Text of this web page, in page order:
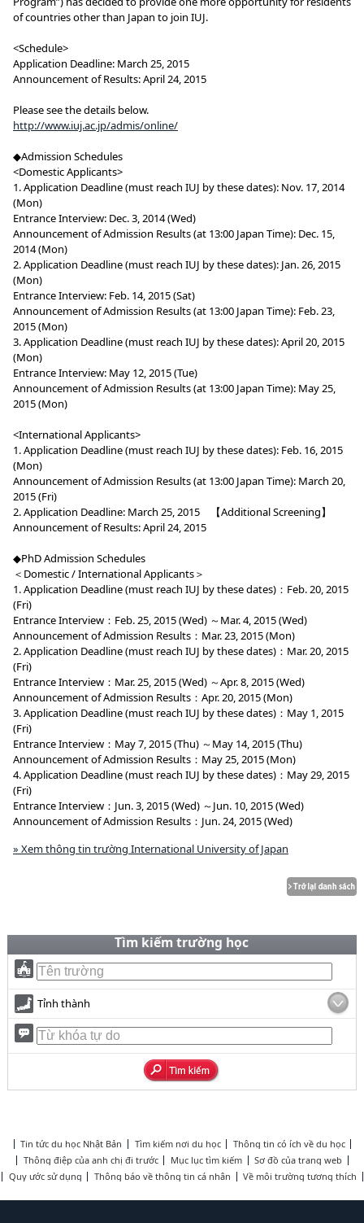
of countries other than Japan to join IUJ.
<Schedule>
Application Deadline: March 25, 2015
Announcement of Results: April 24, 2015
Please see the details below.
http://www.iuj.ac.jp/admis/online/
◆Admission Schedules
<Domestic Applicants>
1. Application Deadline (must reach IUJ by these dates): Nov. 17, 2014
(Mon)
Entrance Interview: Dec. 3, 2014 (Wed)
Announcement of Admission Results (at 13:00 Japan Time): Dec. 15,
2014 (Mon)
2. Application Deadline (must reach IUJ by these dates): Jan. 26, 2015
(Mon)
Entrance Interview: Feb. 14, 2015 (Sat)
Announcement of Admission Results (at 13:00 Japan Time): Feb. 23,
2015 (Mon)
3. Application Deadline (must reach IUJ by these dates): April 20, 2015
(Mon)
Entrance Interview: May 12, 2015 (Tue)
Announcement of Admission Results (at 13:00 Japan Time): May 25,
2015 (Mon)
<International Applicants>
1. Application Deadline (must reach IUJ by these dates): Feb. 16, 2015
(Mon)
Announcement of Admission Results (at 13:00 Japan Time): March 20,
2015 (Fri)
2. Application Deadline: March 25, 2015 【Additional Screening】
Announcement of Results: April 24, 2015
◆PhD Admission Schedules
＜Domestic / International Applicants＞
1. Application Deadline (must reach IUJ by these dates)：Feb. 20, 2015
(Fri)
Entrance Interview：Feb. 25, 2015 (Wed) ～Mar. 4, 2015 (Wed)
Announcement of Admission Results：Mar. 23, 2015 (Mon)
2. Application Deadline (must reach IUJ by these dates)：Mar. 20, 2015
(Fri)
Entrance Interview：Mar. 25, 2015 (Wed) ～Apr. 8, 2015 (Wed)
Announcement of Admission Results：Apr. 20, 2015 (Mon)
3. Application Deadline (must reach IUJ by these dates)：May 1, 2015
(Fri)
Entrance Interview：May 7, 2015 (Thu) ～May 14, 2015 (Thu)
Announcement of Admission Results：May 25, 2015 (Mon)
4. Application Deadline (must reach IUJ by these dates)：May 29, 2015
(Fri)
Entrance Interview：Jun. 3, 2015 (Wed) ～Jun. 10, 2015 (Wed)
Announcement of Admission Results：Jun. 24, 2015 (Wed)
» Xem thông tin trường International University of Japan
Tìm kiếm trường học
Tỉnh thành
Tin tức du học Nhật Bản Tìm kiếm nơi du học
Thông tin có ích về du học
Thông điệp của anh chị đi trước
Mục lục tìm kiếm
Sơ đồ của trang web
Quy ước sử dụng
Thông báo về thông tin cá nhân Về môi trường tương thích